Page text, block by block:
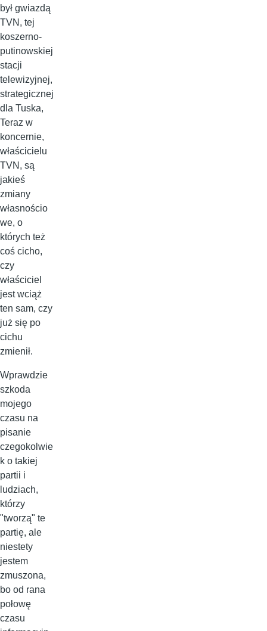
był gwiazdą
TVN, tej
koszerno-
putinowskiej
stacji
telewizyjnej,
strategicznej
dla Tuska,
Teraz w
koncernie,
właścicielu
TVN, są
jakieś
zmiany
własnościo
we, o
których też
coś cicho,
czy
właściciel
jest wciąż
ten sam, czy
już się po
cichu
zmienił.
Wprawdzie
szkoda
mojego
czasu na
pisanie
czegokolwie
k o takiej
partii i
ludziach,
którzy
"tworzą" te
partię, ale
niestety
jestem
zmuszona,
bo od rana
połowę
czasu